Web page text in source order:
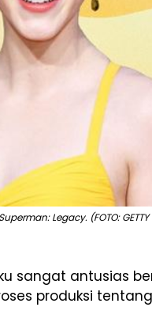
Legacy. (FOTO: GETTY
sangat antusias
produksi